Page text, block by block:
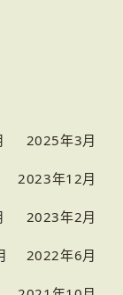
2025年3月
2023年12月
2023年2月
2022年6月